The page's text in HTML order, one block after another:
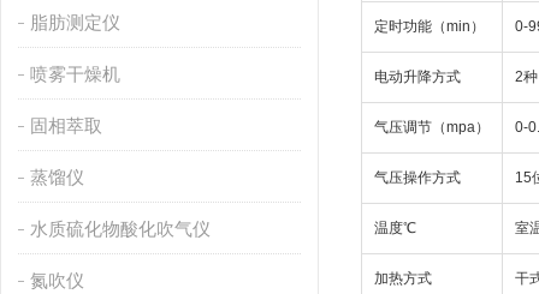
脂肪测定仪
喷雾干燥机
固相萃取
蒸馏仪
水质硫化物酸化吹气仪
氮吹仪
定时功能（min） 0-
电动升降方式 2种
气压调节（mpa） 0-
气压操作方式 15
温度℃ 室
加热方式 干